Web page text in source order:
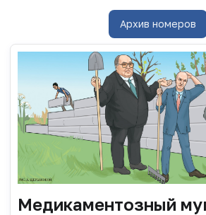
Архив номеров
Медикаментозный